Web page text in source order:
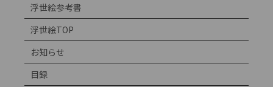
浮世絵参考書
浮世絵TOP
お知らせ
目録